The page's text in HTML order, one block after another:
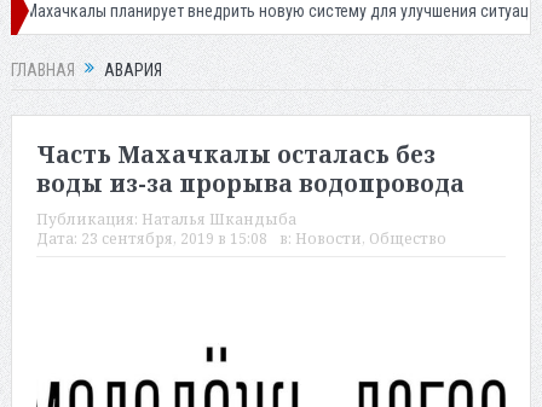
внедрить новую систему для улучшения ситуации с парковками
ГЛАВНАЯ АВАРИЯ
Часть Махачкалы осталась без
воды из-за прорыва водопровода
Публикация: Наталья Шкандыба
Дата: 23 сентября, 2019 в 15:08 в: Новости, Общество